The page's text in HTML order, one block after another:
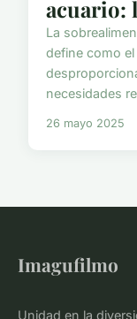
acuario:
La
define como
necesidades
26 mayo 2025
Imagufilmo
Unidad en la